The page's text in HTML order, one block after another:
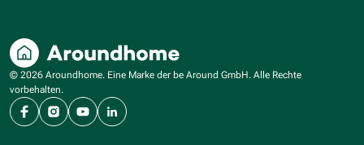
© 2026 Aroundhome. Eine Marke der be Around GmbH. Alle Rechte
vorbehalten.
FacebookInstagram
YouTubeLinkedIn